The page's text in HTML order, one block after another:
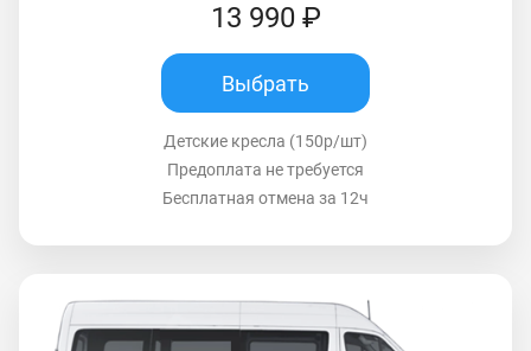
13 990 ₽
Выбрать
Детские кресла (150р/шт)
Предоплата не требуется
Бесплатная отмена за 12ч